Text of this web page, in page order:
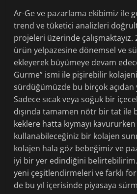
Ar-Ge ve pazarlama ekibimiz ile
trend ve tüketici analizleri
projeleri üzerinde çalışmaktayız.
ürün yelpazesine dönemsel ve
ekleyerek büyümeye devam
Gurme” ismi ile pişirebilir
sürdüğümüzde bu birçok
Sadece sıcak veya soğuk bir
dışında tamamen nötr bir tat ile
keklere hatta kıymayı
kullanabileceğiniz bir kolajen
kolajen hala göz bebeğimiz ve
iyi bir yer edindiğini
yeni çeşitlendirmeleri ve farklı
de bu yıl içerisinde piyasaya